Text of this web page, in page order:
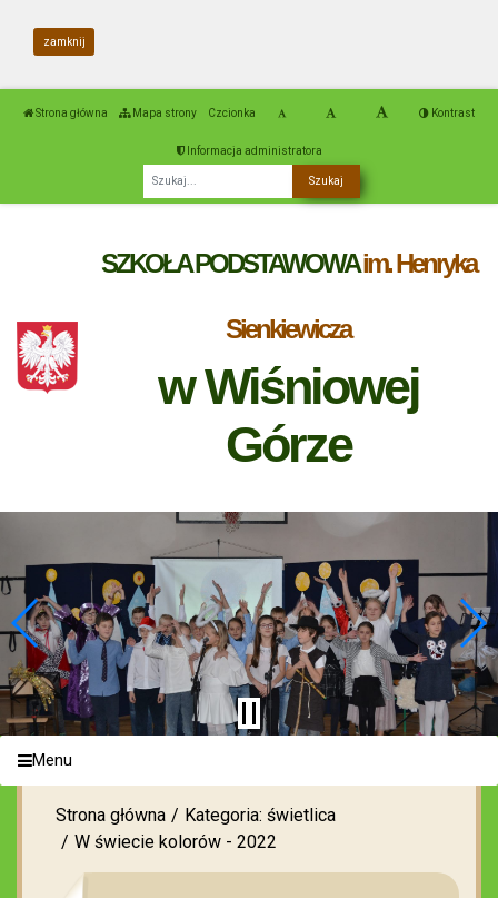
zamknij
Strona główna Mapa strony Czcionka Kontrast
Informacja administratora
SZKOŁA PODSTAWOWAim. Henryka
Sienkiewicza
w Wiśniowej
Górze
Menu
Strona główna
Kategoria: świetlica
W świecie kolorów - 2022